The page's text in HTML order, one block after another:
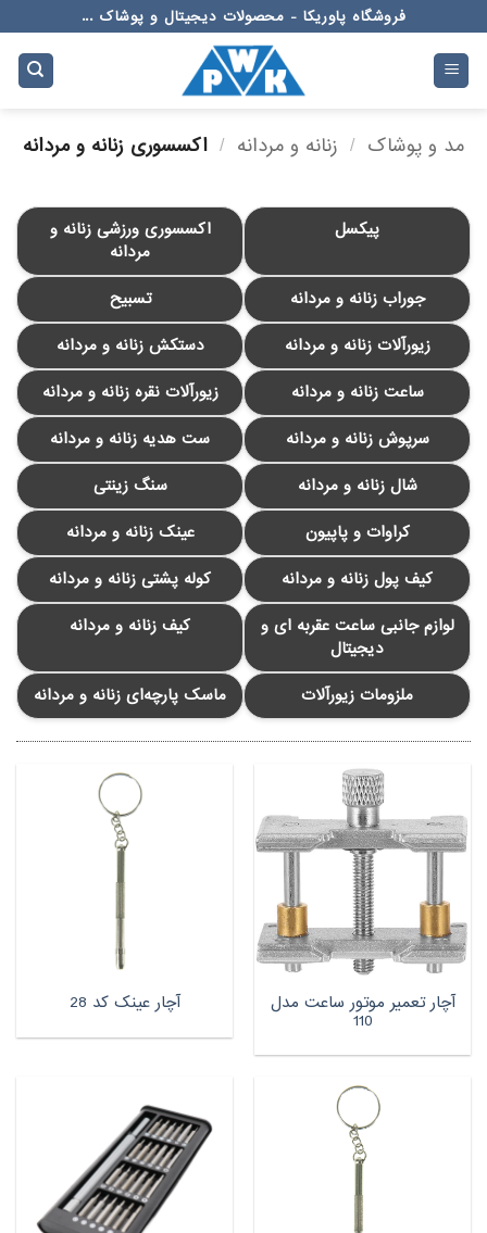
to
content
فروشگاه پاوریکا - محصولات دیجیتال و پوشاک ...
مد و پوشاک / زنانه و مردانه / اکسسوری زنانه و مردانه
اکسسوری ورزشی زنانه و
مردانه
پیکسل
تسبیح
جوراب زنانه و مردانه
دستکش زنانه و مردانه
زیورآلات زنانه و مردانه
زیورآلات نقره زنانه و مردانه
ساعت زنانه و مردانه
ست هدیه زنانه و مردانه
سرپوش زنانه و مردانه
سنگ زینتی
شال زنانه و مردانه
عینک زنانه و مردانه
کراوات و پاپیون
کوله پشتی زنانه و مردانه
کیف پول زنانه و مردانه
کیف زنانه و مردانه
لوازم جانبی ساعت عقربه ای و
دیجیتال
ماسک پارچه‌ای زنانه و مردانه
ملزومات زیورآلات
آچار تعمیر موتور ساعت مدل
110
آچار عینک کد 28